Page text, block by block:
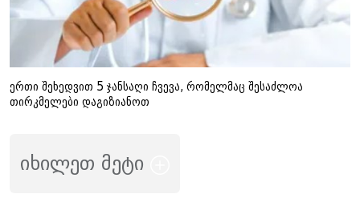
ერთი შეხედვით 5 ჯანსაღი ჩვევა, რომელმაც შესაძლოა
თირკმელები დაგიზიანოთ
იხილეთ მეტი